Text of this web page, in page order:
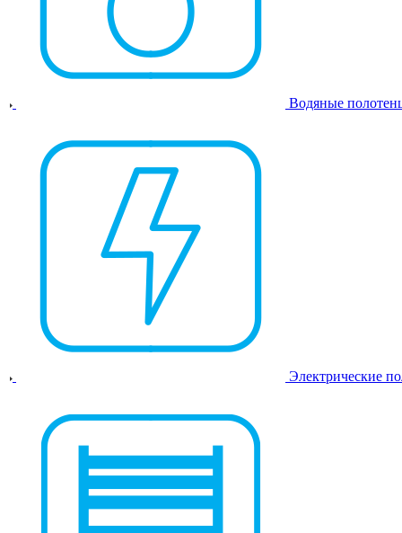
Водяные
Электрические